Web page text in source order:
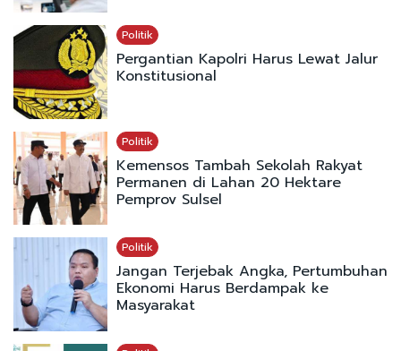
Politik
Pergantian Kapolri Harus Lewat Jalur
Konstitusional
Politik
Kemensos Tambah Sekolah Rakyat
Permanen di Lahan 20 Hektare
Pemprov Sulsel
Politik
Jangan Terjebak Angka, Pertumbuhan
Ekonomi Harus Berdampak ke
Masyarakat